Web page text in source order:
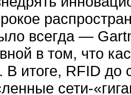
всегда —
в том, что
В итоге, RFID до
сети-